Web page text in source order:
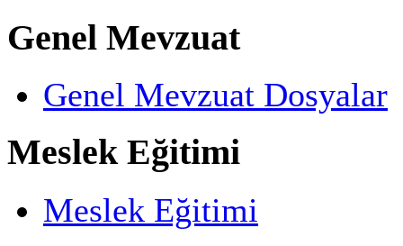
Genel Mevzuat
Genel Mevzuat Dosyalar
Meslek Eğitimi
Meslek Eğitimi